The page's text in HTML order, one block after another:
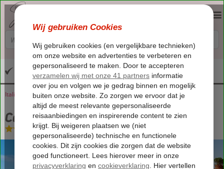
Altijd inclusief huurauto
Home
Italië Sicilië Taormina Casa Turchetti
Casa Turchetti
Logies en ontbijt-Hotel